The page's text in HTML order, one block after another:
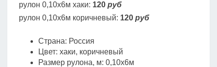
рулон 0,10х6м хаки: 120 руб
рулон 0,10х6м коричневый: 120 руб
Страна: Россия
Цвет: хаки, коричневый
Размер рулона, м: 0,10х6м